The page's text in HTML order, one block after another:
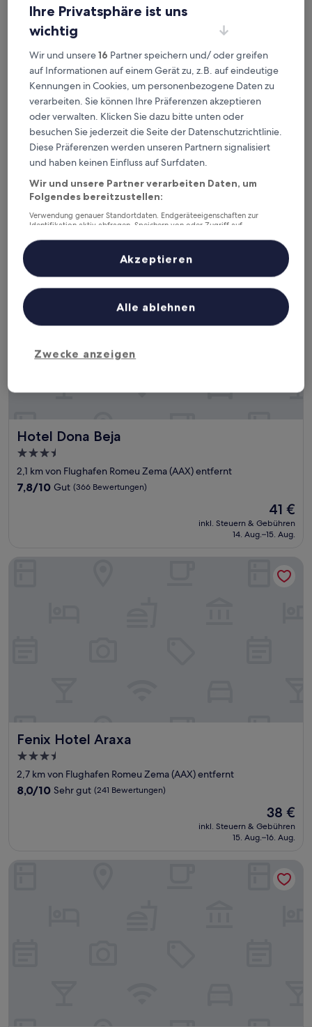
Romeu Zema (AAX) entfernt. Gästebewertung: 8,0/10 — Sehr
gut.
Hotel Cidade de Araxá
— 3-Sterne-Hotel in Araxa Centro, 5,1 km
von Flughafen Romeu Zema (AAX) entfernt. Gästebewertung:
9,0/10 — Wunderbar.
Plaza Inn Flat Araxá
— 3-Sterne-Hotel in Araxa Centro, 4,5 km
von Flughafen Romeu Zema (AAX) entfernt. Gästebewertung:
8,4/10 — Sehr gut.
Hotel Nacional Inn Araxá — 3-Sterne-Hotel in Barreiro, 9,7 km
von Flughafen Romeu Zema (AAX) entfernt. Gästebewertung:
8,2/10 — Sehr gut.
Empfohlene Unterkünfte
Preis (aufsteigend)
Flughafen Romeu Zema (AAX) –
wo übernachten?
Hotel Dona Beja
Hotel Dona Beja
3.5-
Sterne-
Unterkunft
2,1 km von Flughafen Romeu Zema (AAX) entfernt
7.8
7,8/10 Gut (366 Bewertungen)
Der
Preis
beträgt
41 €
inkl. Steuern & Gebühren
14. Aug.–15. Aug.
Hotel Dona Beja
Fenix Hotel Araxa
Fenix Hotel Araxa
3.5-
Sterne-
Unterkunft
2,7 km von Flughafen Romeu Zema (AAX) entfernt
8.0
Bewertungen)
8,0/10 Sehr gut (241 Bewertungen)
Der
Preis
beträgt
38 €
inkl. Steuern & Gebühren
15. Aug.–16. Aug.
Fenix Hotel Araxa
Ihre Privatsphäre ist uns
wichtig
Wir und unsere16 Partner speichern und/ oder greifen
auf Informationen auf einem Gerät zu, z.B. auf eindeutige
Kennungen in Cookies, um personenbezogene Daten zu
verarbeiten. Sie können Ihre Präferenzen akzeptieren
oder verwalten. Klicken Sie dazu bitte unten oder
besuchen Sie jederzeit die Seite der Datenschutzrichtlinie.
Diese Präferenzen werden unseren Partnern signalisiert
und haben keinen Einfluss auf Surfdaten.
Wir und unsere Partner verarbeiten Daten, um
Folgendes bereitzustellen:
Verwendung genauer Standortdaten. Endgeräteeigenschaften zur
Identifikation aktiv abfragen. Speichern von oder Zugriff auf
Inhalte, Messung von Werbeleistung und der Performance von Inhalten,
Zielgruppenforschung sowie Entwicklung und Verbesserung von
Liste der Partner (Lieferanten)
Zwecke anzeigen
Alle ablehnen
Akzeptieren